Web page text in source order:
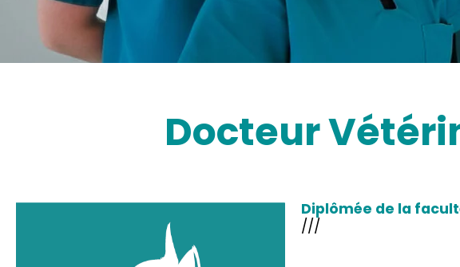
Docteur
Diplômée de la
///